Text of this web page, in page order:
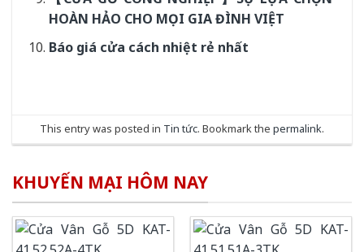
HOÀN HẢO CHO MỌI GIA ĐÌNH VIỆT
Báo giá cửa cách nhiệt rẻ nhất
This entry was posted in Tin tức. Bookmark the permalink.
KHUYẾN MẠI HÔM NAY